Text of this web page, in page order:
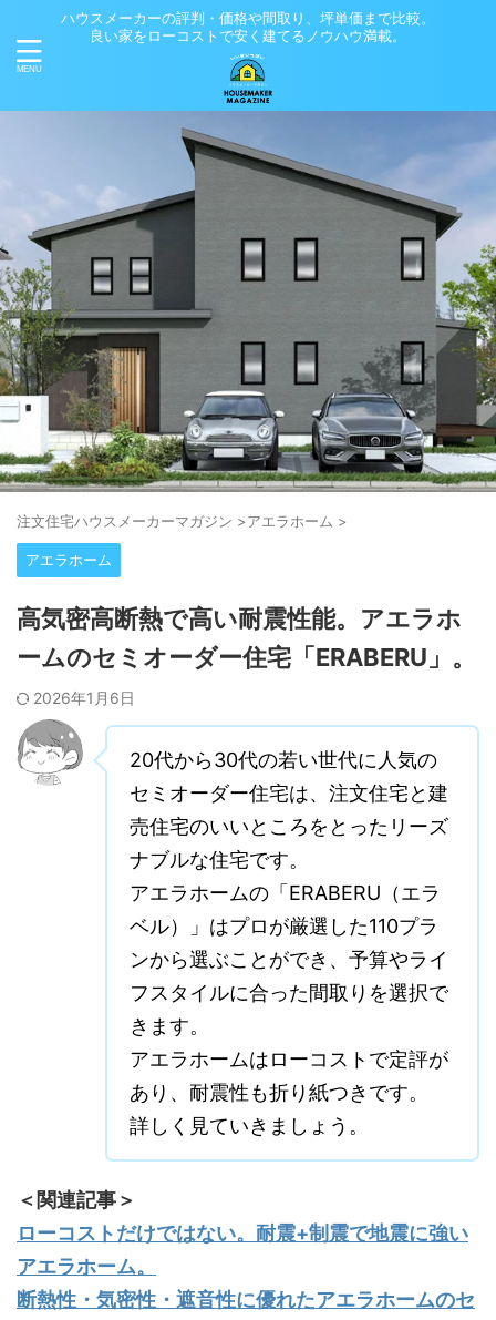
ハウスメーカーの評判・価格や間取り、坪単価まで比較。
良い家をローコストで安く建てるノウハウ満載。
注⽂住宅ハウスメーカーマガジン >アエラホーム >
アエラホーム
高気密高断熱で高い耐震性能。アエラホ
ームのセミオーダー住宅「ERABERU」。
2026年1月6日
20代から30代の若い世代に人気の
セミオーダー住宅は、注文住宅と建
売住宅のいいところをとったリーズ
ナブルな住宅です。
アエラホームの「ERABERU（エラ
ベル）」はプロが厳選した110プラ
ンから選ぶことができ、予算やライ
フスタイルに合った間取りを選択で
きます。
アエラホームはローコストで定評が
あり、耐震性も折り紙つきです。
詳しく見ていきましょう。
＜関連記事＞
ローコストだけではない。耐震+制震で地震に強い
アエラホーム。
断熱性・気密性・遮音性に優れたアエラホームのセ